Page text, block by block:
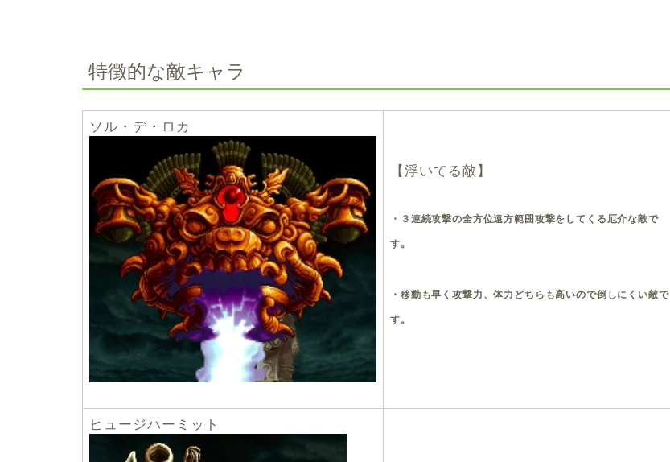
特徴的な敵キャラ
ソル・デ・ロカ
【浮いてる敵】
・３連続攻撃の全方位遠方範囲攻撃をしてくる厄介な敵で
す。
・移動も早く攻撃力、体力どちらも高いので倒しにくい敵で
す。
ヒュージハーミット